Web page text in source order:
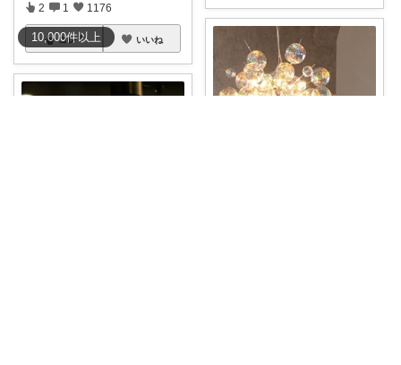
10,000件以上
2 1 1176
コレ いいね